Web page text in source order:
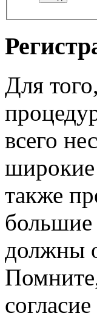
Для
всего
также
большие
должны
согласие